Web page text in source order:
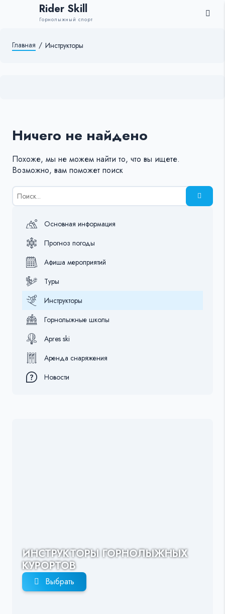
Rider Skill
Горнолыжный спорт
Главная / Инструкторы
Ничего не найдено
Похоже, мы не можем найти то, что вы ищете.
Возможно, вам поможет поиск
Результаты
поиска
Основная информация
Прогноз погоды
Афиша мероприятий
Туры
Инструкторы
Горнолыжные школы
Apres ski
Аренда снаряжения
Новости
ИНСТРУКТОРЫ ГОРНОЛЫЖНЫХ
КУРОРТОВ
Выбрать